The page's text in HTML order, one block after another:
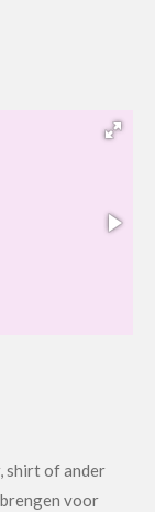
shirt of ander
voor